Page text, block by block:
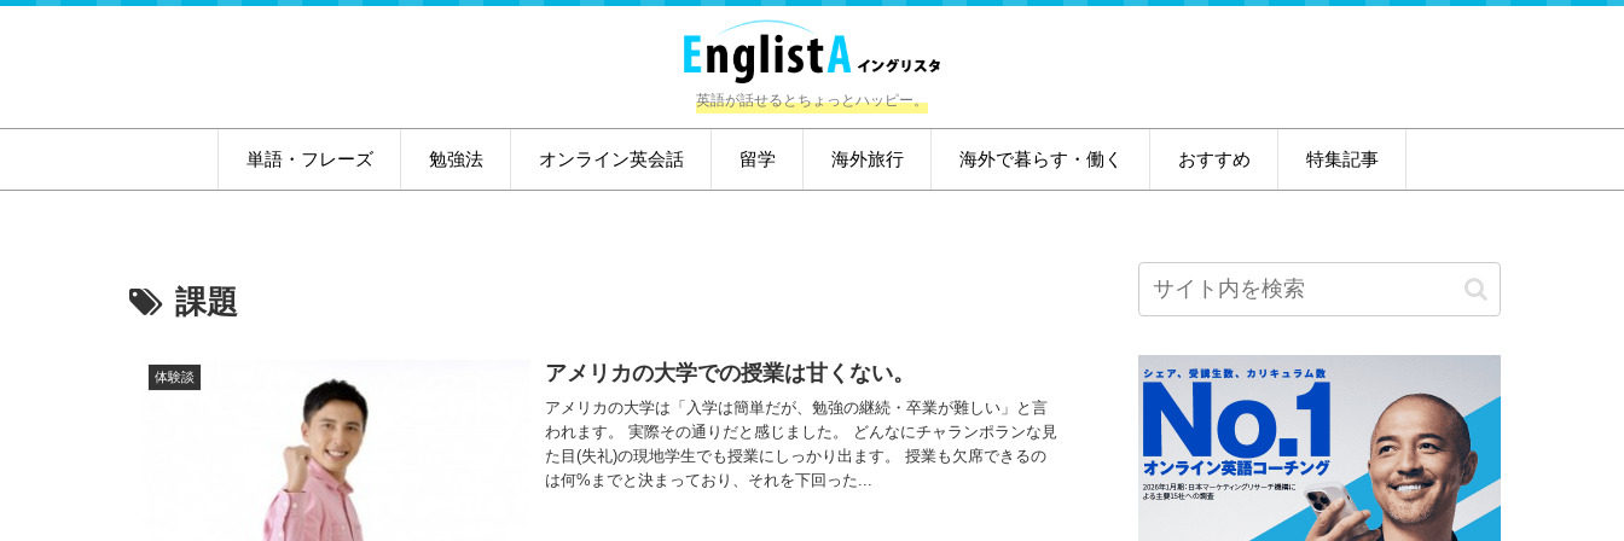
英語が話せるとちょっとハッピー。
単語・フレーズ 勉強法 オンライン英会話 留学 海外旅行 海外で暮らす・働く おすすめ 特集記事
課題
体験談 アメリカの大学での授業は甘くない。
アメリカの大学は「入学は簡単だが、勉強の継続・卒業が難しい」と言
われます。 実際その通りだと感じました。 どんなにチャランポランな見
た目(失礼)の現地学生でも授業にしっかり出ます。 授業も欠席できるの
は何%までと決まっており、それを下回った...